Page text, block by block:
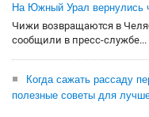
На Южный Урал вернулись
Чижи возвращаются в
сообщили в пресс-службе...
Когда сажать рассаду
полезные советы для